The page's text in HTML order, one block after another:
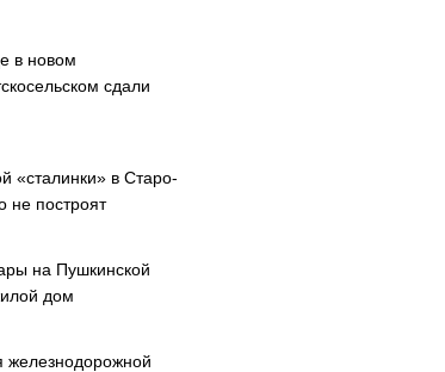
в новом
сдали
«сталинки» в Старо-
не построят
на Пушкинской
дом
железнодорожной